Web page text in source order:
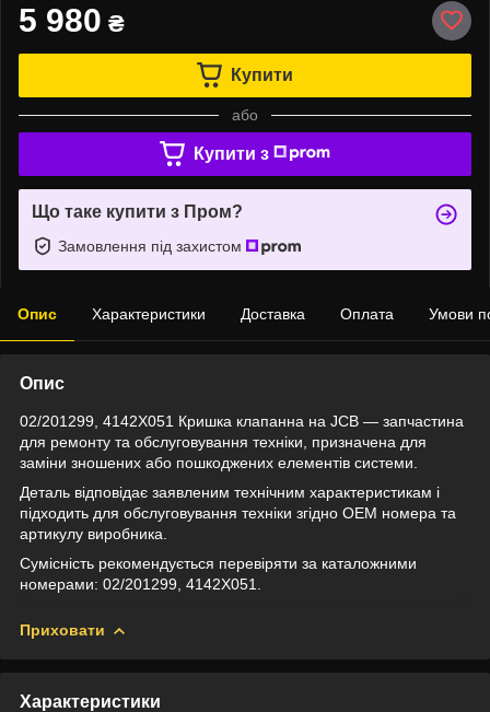
5 980 ₴
Купити
або
Купити з
Що таке купити з Пром?
Замовлення під захистом
Опис Характеристики Доставка Оплата Умови
Опис
02/201299, 4142X051 Кришка клапанна на JCB — запчастина
для ремонту та обслуговування техніки, призначена для
заміни зношених або пошкоджених елементів системи.
Деталь відповідає заявленим технічним характеристикам і
підходить для обслуговування техніки згідно OEM номера та
артикулу виробника.
Сумісність рекомендується перевіряти за каталожними
номерами: 02/201299, 4142X051.
Приховати
Характеристики